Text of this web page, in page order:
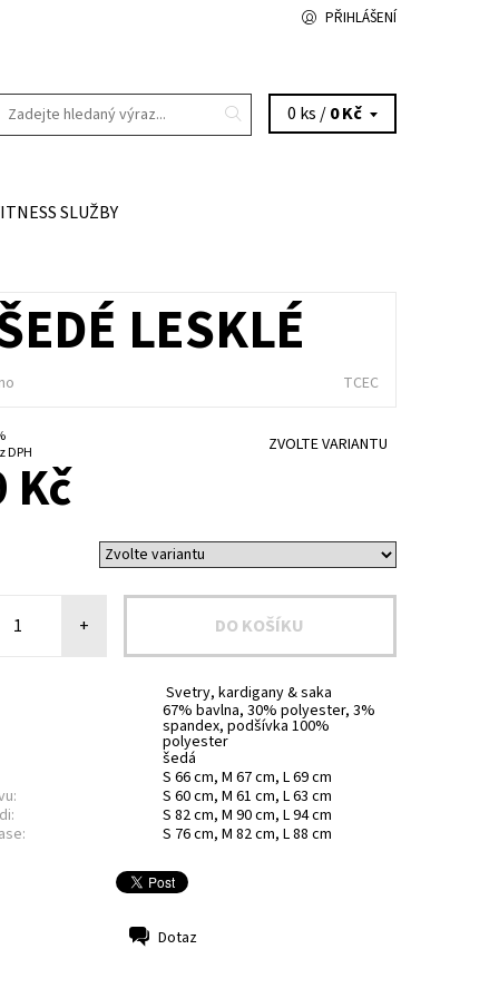
PŘIHLÁŠENÍ
0 ks /0 Kč
SLUŽBY
LESKLÉ
TCEC
bez DPH
ZVOLTE VARIANTU
Kč
+
Svetry, kardigany & saka
67% bavlna, 30% polyester, 3%
spandex, podšívka 100%
polyester
šedá
S 66 cm, M 67 cm, L 69 cm
S 60 cm, M 61 cm, L 63 cm
S 82 cm, M 90 cm, L 94 cm
S 76 cm, M 82 cm, L 88 cm
Dotaz